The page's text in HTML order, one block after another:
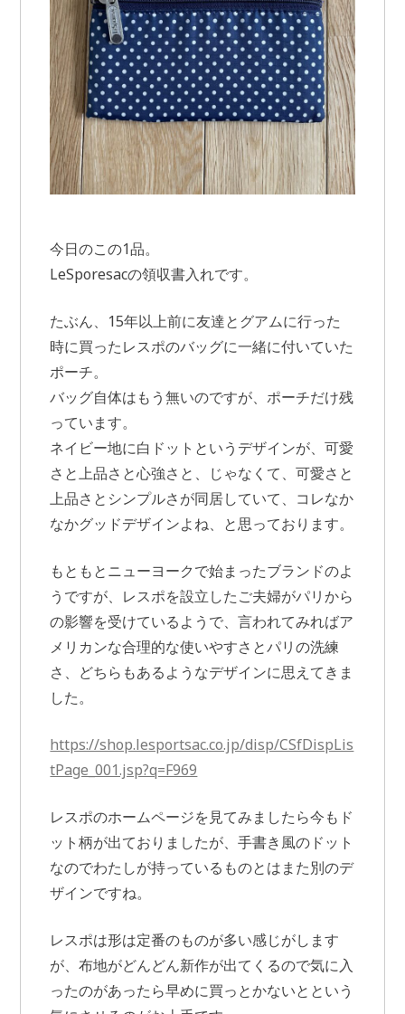
今日のこの1品。
LeSporesacの領収書入れです。
たぶん、15年以上前に友達とグアムに行った
時に買ったレスポのバッグに一緒に付いていた
ポーチ。
バッグ自体はもう無いのですが、ポーチだけ残
っています。
ネイビー地に白ドットというデザインが、可愛
さと上品さと心強さと、じゃなくて、可愛さと
上品さとシンプルさが同居していて、コレなか
なかグッドデザインよね、と思っております。
もともとニューヨークで始まったブランドのよ
うですが、レスポを設立したご夫婦がパリから
の影響を受けているようで、言われてみればア
メリカンな合理的な使いやすさとパリの洗練
さ、どちらもあるようなデザインに思えてきま
した。
https://shop.lesportsac.co.jp/disp/CSfDispLis
tPage_001.jsp?q=F969
レスポのホームページを見てみましたら今もド
ット柄が出ておりましたが、手書き風のドット
なのでわたしが持っているものとはまた別のデ
ザインですね。
レスポは形は定番のものが多い感じがします
が、布地がどんどん新作が出てくるので気に入
ったのがあったら早めに買っとかないとという